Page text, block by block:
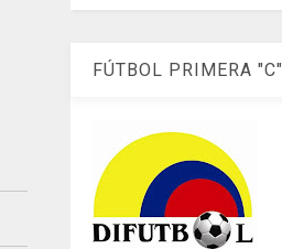
FÚTBOL PRIMERA "C"